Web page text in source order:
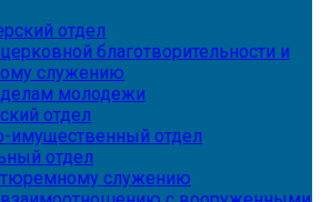
отдел
благотворительности и
служению
молодежи
отдел
имущественный отдел
отдел
тюремному служению